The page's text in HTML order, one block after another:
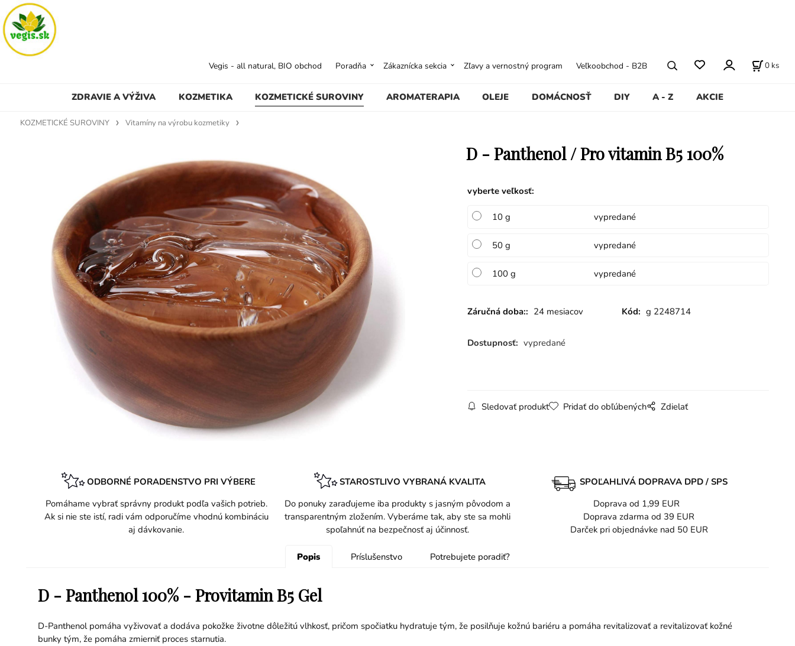
ZDRAVIE A VÝŽIVA KOZMETIKA KOZMETICKÉ SUROVINY AROMATERAPIA OLEJE DOMÁCNOSŤ DIY A - Z AKCIE
Vegis - all natural, BIO obchod Poradňa Zákaznícka sekcia Zľavy a vernostný program Veľkoobchod - B2B 0 ks
KOZMETICKÉ SUROVINY Vitamíny na výrobu kozmetiky
D - Panthenol / Pro vitamin B5 100%
vyberte veľkosť:
10 g vypredané
50 g vypredané
100 g vypredané
Záručná doba:: 24 mesiacov Kód: g 2248714
Dostupnosť: vypredané
Sledovať produkt Pridať do obľúbených Zdielať
ODBORNÉ PORADENSTVO PRI VÝBERE
Pomáhame vybrať správny produkt podľa vašich potrieb.
Ak si nie ste istí, radi vám odporučíme vhodnú kombináciu
aj dávkovanie.
STAROSTLIVO VYBRANÁ KVALITA
Do ponuky zaraďujeme iba produkty s jasným pôvodom a
transparentným zložením. Vyberáme tak, aby ste sa mohli
spoľahnúť na bezpečnosť aj účinnosť.
SPOĽAHLIVÁ DOPRAVA DPD / SPS
Doprava od 1,99 EUR
Doprava zdarma od 39 EUR
Darček pri objednávke nad 50 EUR
Popis Príslušenstvo Potrebujete poradiť?
D - Panthenol 100% - Provitamin B5 Gel
D-Panthenol pomáha vyživovať a dodáva pokožke životne dôležitú vlhkosť, pričom spočiatku hydratuje tým, že posilňuje kožnú bariéru a pomáha revitalizovať a revitalizovať kožné
bunky tým, že pomáha zmierniť proces starnutia.